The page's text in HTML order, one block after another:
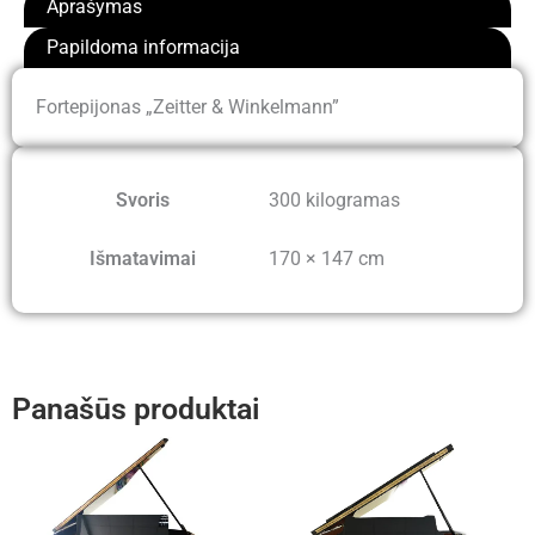
Aprašymas
Papildoma informacija
Fortepijonas „Zeitter & Winkelmann”
Svoris 300 kilogramas
Išmatavimai 170 × 147 cm
Panašūs produktai